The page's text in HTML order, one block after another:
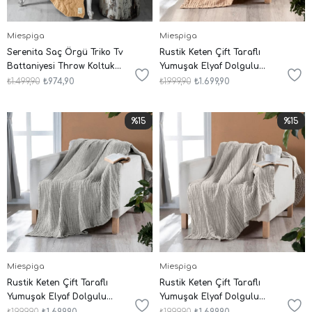
Miespiga
Serenita Saç Örgü Triko Tv
Battaniyesi Throw Koltuk
Şalı
₺974,90
₺1.499,90
Miespiga
Rustik Keten Çift Taraflı
Yumuşak Elyaf Dolgulu
Nefes Alabilen Dört
₺1.699,90
₺1.999,90
Miespiga
Rustik Keten Çift Taraflı
Yumuşak Elyaf Dolgulu
%15
Miespiga
Rustik Keten Çift Taraflı
Yumuşak Elyaf Dolgulu
%15